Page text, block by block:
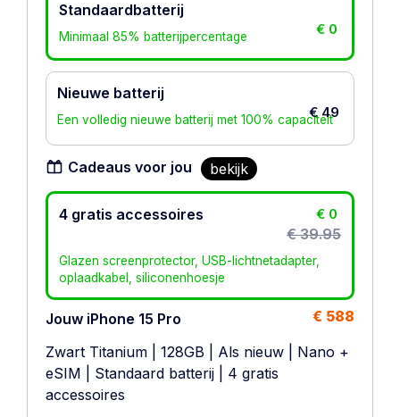
Standaardbatterij
€ 0
Minimaal 85% batterijpercentage
Nieuwe batterij
€ 49
Een volledig nieuwe batterij met 100% capaciteit
Cadeaus voor jou bekijk
4 gratis accessoires € 0
€ 39.95
Glazen screenprotector, USB-lichtnetadapter,
oplaadkabel, siliconenhoesje
Jouw iPhone 15 Pro
€ 588
Zwart Titanium
128GB Als nieuw
Nano +
eSIM
Standaard batterij | 4 gratis
accessoires